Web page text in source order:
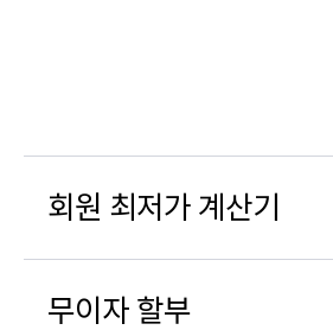
회원 최저가 계산기
무이자 할부